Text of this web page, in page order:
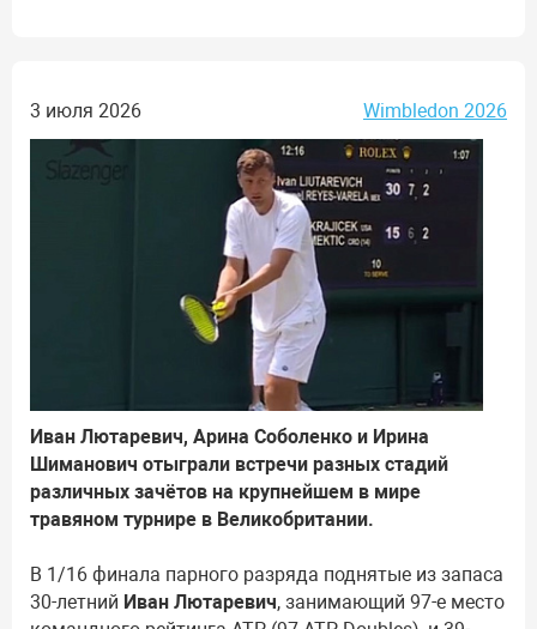
3 июля 2026 Wimbledon 2026
Иван Лютаревич, Арина Соболенко и Ирина
Шиманович отыграли встречи разных стадий
различных зачётов на крупнейшем в мире
травяном турнире в Великобритании.
В 1/16 финала парного разряда поднятые из запаса
30-летний Иван Лютаревич, занимающий 97-е место